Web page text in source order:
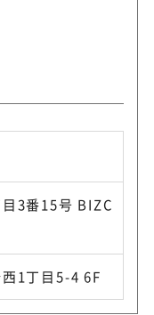
3番15号 BIZC
1丁目5-4 6F